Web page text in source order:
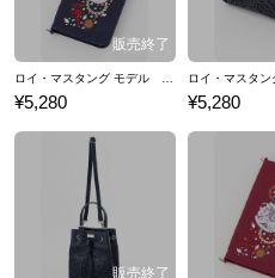
¥5,280 ¥5,280